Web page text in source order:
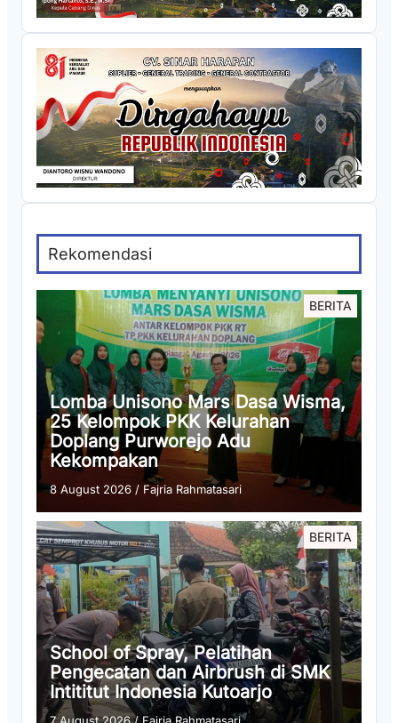
Rekomendasi
BERITA
Lomba Unisono Mars Dasa Wisma,
25 Kelompok PKK Kelurahan
Doplang Purworejo Adu
Kekompakan
8 August 2026 / Fajria Rahmatasari
BERITA
School of Spray, Pelatihan
Pengecatan dan Airbrush di SMK
Intititut Indonesia Kutoarjo